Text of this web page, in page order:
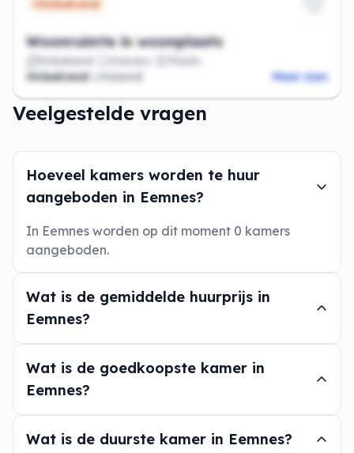
Onbekend
Woonruimte in woonplaats
Onbekend Kamers
Plaats
Onbekend
/maand Meer zien
Veelgestelde vragen
Hoeveel kamers worden te huur
aangeboden in Eemnes?
In Eemnes worden op dit moment 0 kamers
aangeboden.
Wat is de gemiddelde huurprijs in
Eemnes?
Wat is de goedkoopste kamer in
Eemnes?
Wat is de duurste kamer in Eemnes?